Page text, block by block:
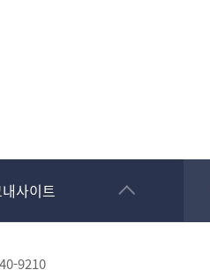
사이트
9210